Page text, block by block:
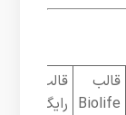
قالب
Biolife
قالب
رایگان